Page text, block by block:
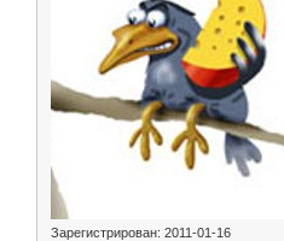
Зарегистрирован: 2011-01-16